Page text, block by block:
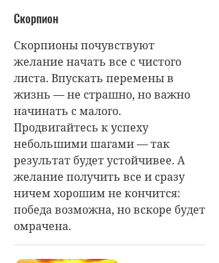
Скорпион
Скорпионы почувствуют
желание начать все с чистого
листа. Впускать перемены в
жизнь — не страшно, но важно
начинать с малого.
Продвигайтесь к успеху
небольшими шагами — так
результат будет устойчивее. А
желание получить все и сразу
ничем хорошим не кончится:
победа возможна, но вскоре будет
омрачена.